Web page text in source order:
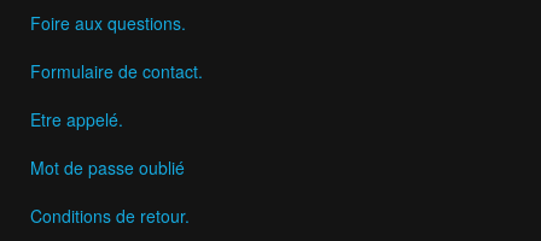
Foire aux questions.
Formulaire de contact.
Etre appelé.
Mot de passe oublié
Conditions de retour.